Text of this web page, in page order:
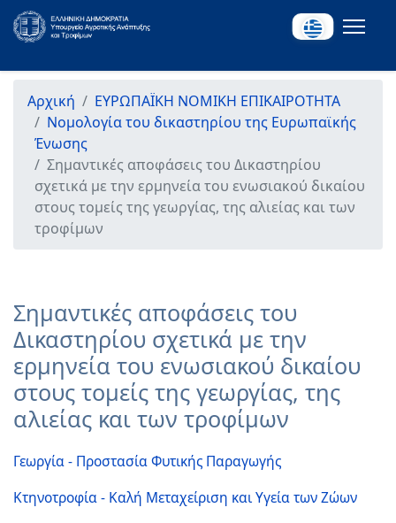
Αρχική
ΕΥΡΩΠΑΪΚΗ ΝΟΜΙΚΗ ΕΠΙΚΑΙΡΟΤΗΤΑ
Νομολογία του δικαστηρίου της Ευρωπαϊκής
Ένωσης
Σημαντικές αποφάσεις του Δικαστηρίου
σχετικά με την ερμηνεία του ενωσιακού δικαίου
στους τομείς της γεωργίας, της αλιείας και των
τροφίμων
Σημαντικές αποφάσεις του
Δικαστηρίου σχετικά με την
ερμηνεία του ενωσιακού δικαίου
στους τομείς της γεωργίας, της
αλιείας και των τροφίμων
Γεωργία - Προστασία Φυτικής Παραγωγής
Κτηνοτροφία - Καλή Μεταχείριση και Υγεία των Ζώων